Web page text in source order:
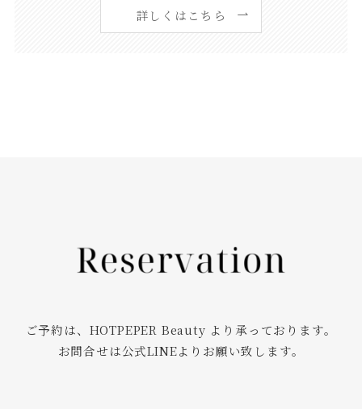
詳しくはこちら
ご予約は、HOTPEPER Beauty より承っております。
お問合せは公式LINEよりお願い致します。